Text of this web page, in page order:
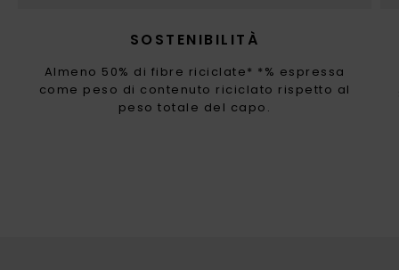
SOSTENIBILITÀ
Almeno 50% di fibre riciclate* *% espressa
come peso di contenuto riciclato rispetto al
peso totale del capo.